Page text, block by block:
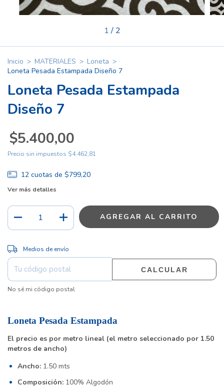
1/ 2
Inicio > MATERIALES > Loneta >
Loneta Pesada Estampada Diseño 7
Loneta Pesada Estampada
Diseño 7
$5.400,00
Precio sin impuestos $4.462,81
12 cuotas de $799,20
Ver más detalles
Entregas para el CP:
Medios de envío
CALCULAR
No sé mi código postal
Loneta Pesada Estampada
El precio es por metro lineal (el metro seleccionado por 1.50
metros de ancho)
Ancho: 1.50 mts
Composición: 100% Algodón